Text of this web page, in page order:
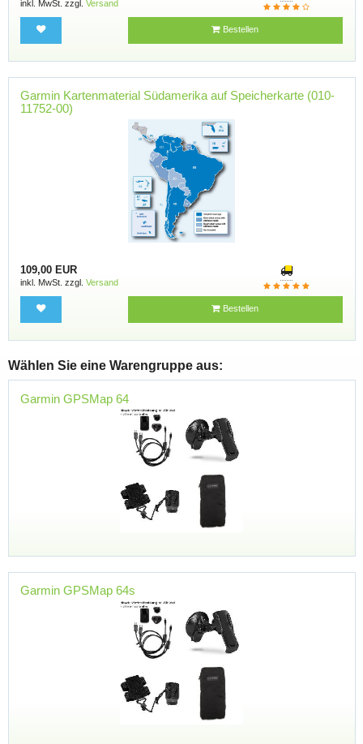
inkl. MwSt. zzgl. Versand
Bestellen
Garmin Kartenmaterial Südamerika auf Speicherkarte (010-
11752-00)
109,00 EUR
inkl. MwSt. zzgl. Versand
Bestellen
Wählen Sie eine Warengruppe aus:
Garmin GPSMap 64
Garmin GPSMap 64s